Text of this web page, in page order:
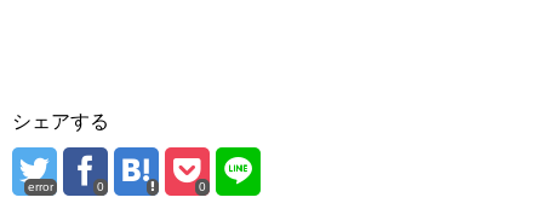
シェアする
error 0 0